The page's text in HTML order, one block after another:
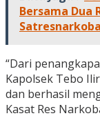
Bersama Dua
“Dari
Kapolsek Tebo
dan berhasil
Kasat Res